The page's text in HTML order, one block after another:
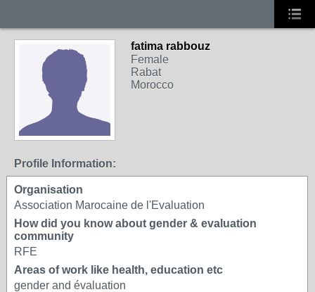
fatima rabbouz
Female
Rabat
Morocco
Profile Information:
Organisation
Association Marocaine de l'Evaluation
How did you know about gender & evaluation
community
RFE
Areas of work like health, education etc
gender and évaluation